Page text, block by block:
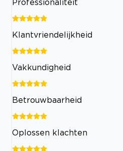
Klantvriendelijkheid
Vakkundigheid
Betrouwbaarheid
Oplossen klachten